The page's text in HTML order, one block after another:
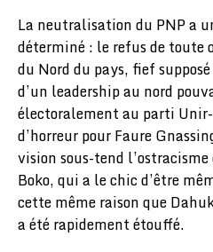
La neutralisation du PNP a
déterminé : le refus de toute
du Nord du pays, fief
d’un leadership au nord
électoralement au parti
d’horreur pour Faure
vision sous-tend
Boko, qui a le chic d’être
cette même raison que
a été rapidement étouffé.